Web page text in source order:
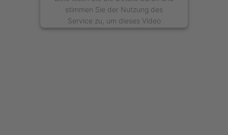
stimmen Sie der Nutzung des
Service zu, um dieses Video
anzusehen.